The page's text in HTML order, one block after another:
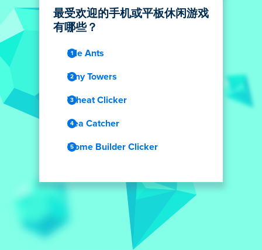
最受欢迎的手机或平板休闲游戏
有哪些？
Idle Ants
Tiny Towers
Wheat Clicker
Sea Catcher
Home Builder Clicker